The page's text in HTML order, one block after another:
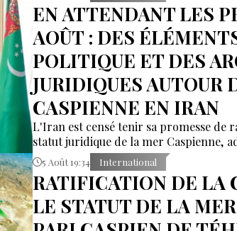
EN ATTENDANT LES
AOÛT : DES
POLITIQUE ET DES
JURIDIQUES AUTOUR
CASPIENNE EN IRAN
L'Iran est censé tenir sa promesse de
statut juridique de la mer Caspienne,
5 Août 19:34 International
RATIFICATION DE LA
LE STATUT DE LA